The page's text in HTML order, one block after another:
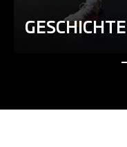
GESCHICHTE